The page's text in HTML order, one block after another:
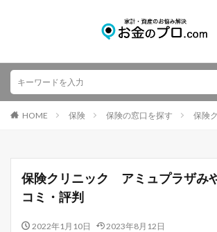
HOME 保険 保険の窓口を探す 保険
保険クリニック アミュプラザみ
コミ・評判
2022年1月10日
2023年8月12日